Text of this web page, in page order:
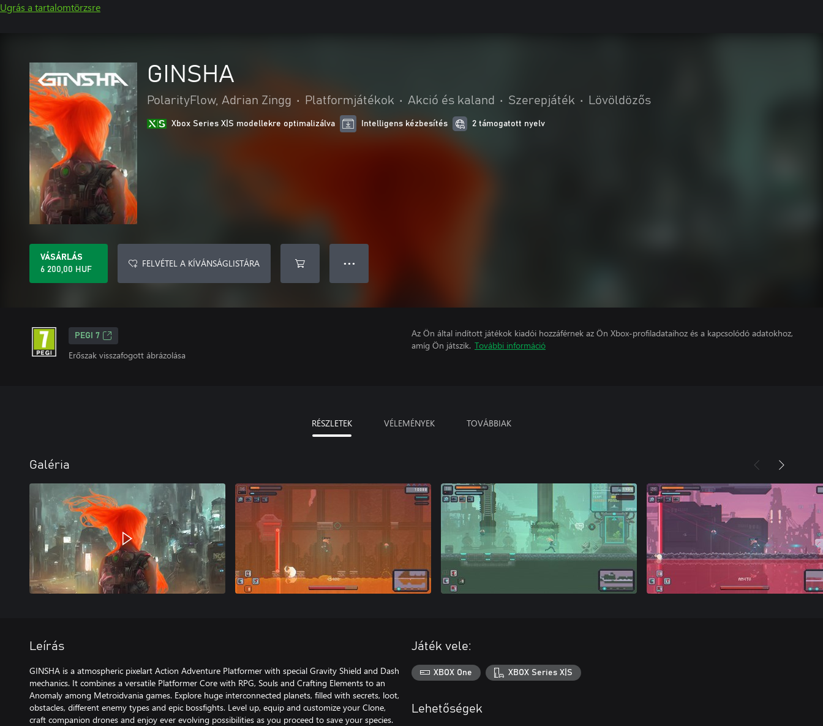
Ugrás a tartalomtörzsre
GINSHA
PolarityFlow, Adrian Zingg • Platformjátékok • Akció és kaland • Szerepjáték • Lövöldözős
Xbox Series X|S modellekre optimalizálva Intelligens kézbesítés 2 támogatott nyelv
VÁSÁRLÁS
6 200,00 HUF
FELVÉTEL A KÍVÁNSÁGLISTÁRA ● ● ●
PEGI 7
Erőszak visszafogott ábrázolása
Az Ön által indított játékok kiadói hozzáférnek az Ön Xbox-profiladataihoz és a kapcsolódó adatokhoz,
amíg Ön játszik. További információ
RÉSZLETEK VÉLEMÉNYEK TOVÁBBIAK
Galéria
Leírás
GINSHA is a atmospheric pixelart Action Adventure Platformer with special Gravity Shield and Dash
mechanics. It combines a versatile Platformer Core with RPG, Souls and Crafting Elements to an
Anomaly among Metroidvania games. Explore huge interconnected planets, filled with secrets, loot,
obstacles, different enemy types and epic bossfights. Level up, equip and customize your Clone,
craft companion drones and enjoy ever evolving possibilities as you proceed to save your species.
Játék vele:
XBOX One XBOX Series X|S
Lehetőségek